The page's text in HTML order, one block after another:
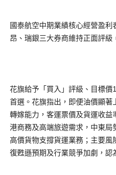
國泰航空中期業績核心經營盈
昂、瑞銀三大券商維持正面評級
花旗給予「買入」評級、目標價
首選。花旗指出，即便油價顯
轉嫁能力，客運票價及貨運收
港商務及高端旅遊需求，中東局
高價貨物支撐貨運業務；主要風
復甦遜預期及行業競爭加劇，認